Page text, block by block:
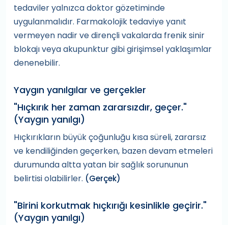
tedaviler yalnızca doktor gözetiminde
uygulanmalıdır. Farmakolojik tedaviye yanıt
vermeyen nadir ve dirençli vakalarda frenik sinir
blokajı veya akupunktur gibi girişimsel yaklaşımlar
denenebilir.
Yaygın yanılgılar ve gerçekler
"Hıçkırık her zaman zararsızdır, geçer."
(Yaygın yanılgı)
Hıçkırıkların büyük çoğunluğu kısa süreli, zararsız
ve kendiliğinden geçerken, bazen devam etmeleri
durumunda altta yatan bir sağlık sorununun
belirtisi olabilirler. (Gerçek)
"Birini korkutmak hıçkırığı kesinlikle geçirir."
(Yaygın yanılgı)